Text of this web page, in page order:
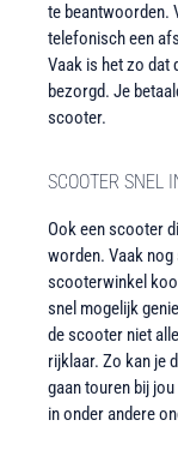
te beantwoorden.
telefonisch een
Vaak is het zo dat
bezorgd. Je
scooter.
SCOOTER SNEL
Ook een scooter
worden. Vaak
scooterwinkel
snel mogelijk
de scooter niet
rijklaar. Zo kan je
gaan touren bij
in onder andere